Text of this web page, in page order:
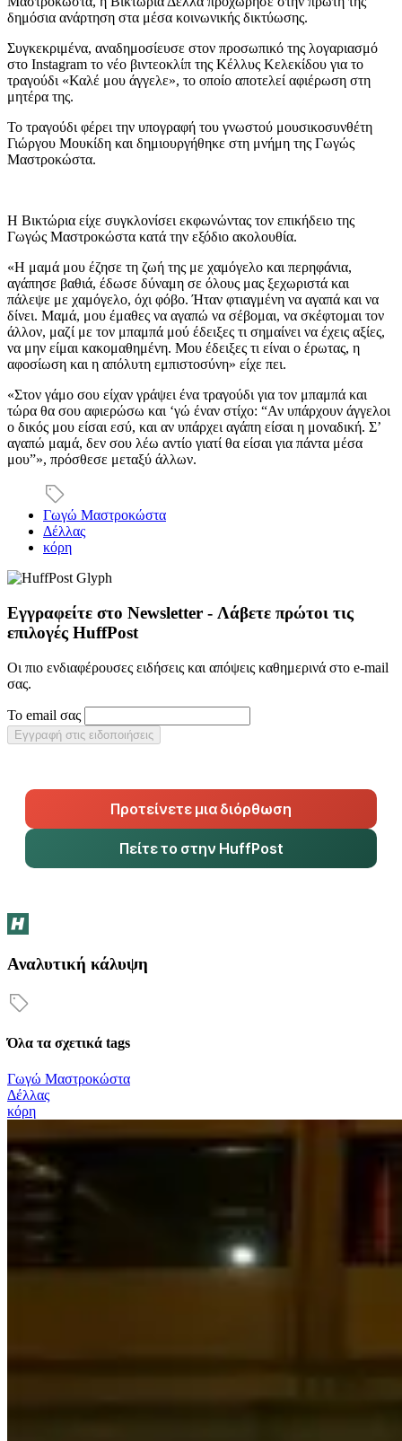
δημόσια ανάρτηση στα μέσα κοινωνικής δικτύωσης.
Συγκεκριμένα, αναδημοσίευσε στον προσωπικό της λογαριασμό
στο Instagram το νέο βιντεοκλίπ της Κέλλυς Κελεκίδου για το
τραγούδι «Καλέ μου άγγελε», το οποίο αποτελεί αφιέρωση στη
μητέρα της.
Το τραγούδι φέρει την υπογραφή του γνωστού μουσικοσυνθέτη
Γιώργου Μουκίδη και δημιουργήθηκε στη μνήμη της Γωγώς
Μαστροκώστα.
Η Βικτώρια είχε συγκλονίσει εκφωνώντας τον επικήδειο της
Γωγώς Μαστροκώστα κατά την εξόδιο ακολουθία.
«Η μαμά μου έζησε τη ζωή της με χαμόγελο και περηφάνια,
αγάπησε βαθιά, έδωσε δύναμη σε όλους μας ξεχωριστά και
πάλεψε με χαμόγελο, όχι φόβο. Ήταν φτιαγμένη να αγαπά και να
δίνει. Μαμά, μου έμαθες να αγαπώ να σέβομαι, να σκέφτομαι τον
άλλον, μαζί με τον μπαμπά μού έδειξες τι σημαίνει να έχεις αξίες,
να μην είμαι κακομαθημένη. Μου έδειξες τι είναι ο έρωτας, η
αφοσίωση και η απόλυτη εμπιστοσύνη» είχε πει.
«Στον γάμο σου είχαν γράψει ένα τραγούδι για τον μπαμπά και
τώρα θα σου αφιερώσω και ‘γώ έναν στίχο: “Αν υπάρχουν άγγελοι
ο δικός μου είσαι εσύ, και αν υπάρχει αγάπη είσαι η μοναδική. Σ’
αγαπώ μαμά, δεν σου λέω αντίο γιατί θα είσαι για πάντα μέσα
μου”», πρόσθεσε μεταξύ άλλων.
Γωγώ Μαστροκώστα
Δέλλας
κόρη
Εγγραφείτε στο Newsletter - Λάβετε πρώτοι τις
επιλογές HuffPost
Οι πιο ενδιαφέρουσες ειδήσεις και απόψεις καθημερινά στο e-mail
σας.
Το email σας
Εγγραφή στις ειδοποιήσεις
Προτείνετε μια διόρθωση
Πείτε το στην HuffPost
Αναλυτική κάλυψη
Όλα τα σχετικά tags
Γωγώ Μαστροκώστα
Δέλλας
κόρη